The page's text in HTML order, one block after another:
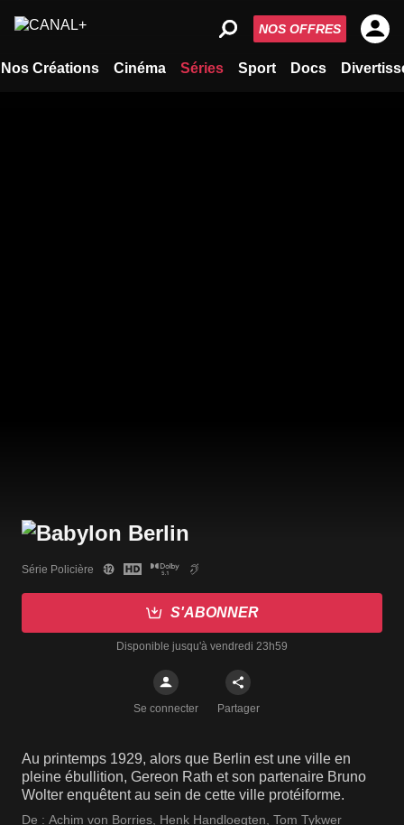
Nos Créations Cinéma Séries Sport Docs
NOS OFFRES
Série Policière
S'ABONNER
Disponible jusqu'à vendredi 23h59
Se connecter Partager
Au printemps 1929, alors que Berlin est une ville en
pleine ébullition, Gereon Rath et son partenaire Bruno
Wolter enquêtent au sein de cette ville protéiforme.
De : Achim von Borries, Henk Handloegten, Tom Tykwer